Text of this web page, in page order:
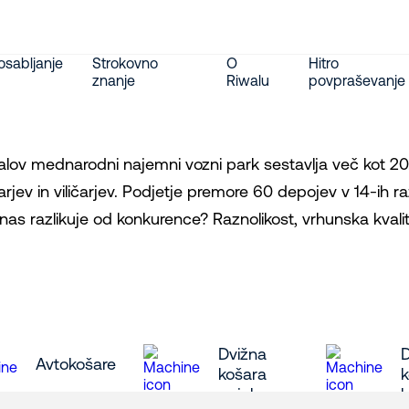
Strokovno
znanje
O
Riwalu
Hitro
povpraševanje
mednarodni najemni vozni park sestavlja več kot
in viličarjev. Podjetje premore 60 depojev v 14-ih
razlikuje od konkurence? Raznolikost, vrhunska
Avtokošare
Dvižna
košara
pajek